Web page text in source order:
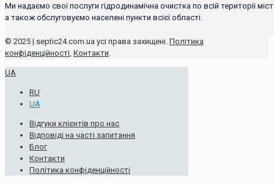
Ми надаємо свої послуги гідродинамічна очистка по всій території
а також обслуговуємо населені пункти всієї області.
© 2025 | septic24.com.ua усі права захищені. Політика
конфіденційності, Контакти.
UA
RU
UA
Відгуки клієнтів про нас
Відповіді на часті запитання
Блог
Контакти
Політика конфіденційності